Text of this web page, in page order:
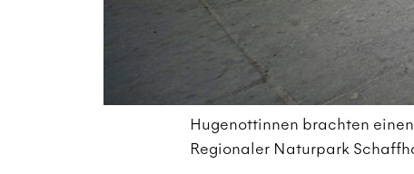
Hugenottinnen brachten
Regionaler Naturpark